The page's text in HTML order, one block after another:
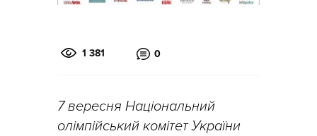
1 381 0
7 вересня Національний
олімпійський комітет України